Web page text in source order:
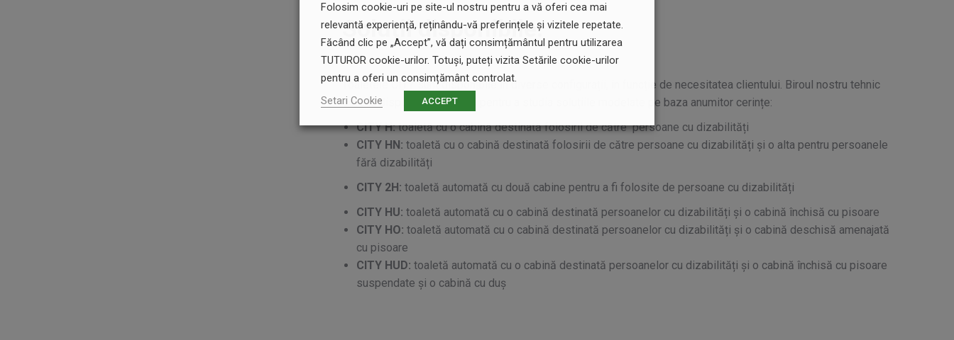
Soluţii disponibile:
Toaletele CITY sunt disponibile în diverse configurații, în funcție de necesitatea clientului. Biroul nostru tehnic
este la dispoziția Clientului pentru a studia soluțiile modelate pe baza anumitor cerințe:
CITY H:toaletă cu o cabină destinată folosirii de către persoane cu dizabilități
CITY HN: toaletă cu o cabină destinată folosirii de către persoane cu dizabilități și o alta pentru persoanele
fără dizabilități
CITY 2H: toaletă automată cu două cabine pentru a fi folosite de persoane cu dizabilități
CITY HU: toaletă automată cu o cabină destinată persoanelor cu dizabilități și o cabină închisă cu pisoare
CITY HO: toaletă automată cu o cabină destinată persoanelor cu dizabilități și o cabină deschisă amenajată
cu pisoare
CITY HUD: toaletă automată cu o cabină destinată persoanelor cu dizabilități și o cabină închisă cu pisoare
suspendate și o cabină cu duș
Folosim cookie-uri pe site-ul nostru pentru a vă oferi cea mai
relevantă experiență, reținându-vă preferințele și vizitele repetate.
Făcând clic pe „Accept”, vă dați consimțământul pentru utilizarea
TUTUROR cookie-urilor. Totuși, puteți vizita Setările cookie-urilor
pentru a oferi un consimțământ controlat.
Setari Cookie
ACCEPT